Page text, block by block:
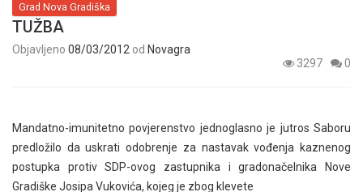
Grad Nova Gradiška
TUŽBA
Objavljeno 08/03/2012 od Novagra
3297
0
Mandatno-imunitetno povjerenstvo jednoglasno je jutros Saboru
predložilo da uskrati odobrenje za nastavak vođenja kaznenog
postupka protiv SDP-ovog zastupnika i gradonačelnika Nove
Gradiške Josipa Vukovića, kojeg je zbog klevete